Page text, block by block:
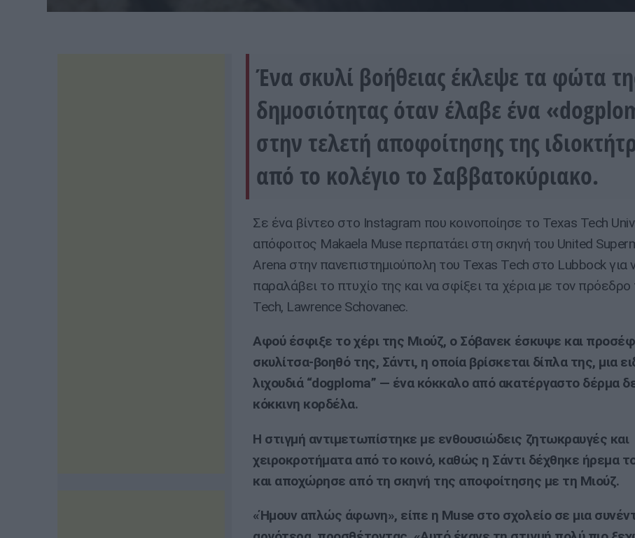
Ένα σκυλί βοήθειας έκλεψε τα φώτα
δημοσιότητας όταν έλαβε ένα
στην τελετή αποφοίτησης της
από το κολέγιο το Σαββατοκύριακο.
Σε ένα βίντεο στο Instagram που κοινοποίησε το Texas Tech
απόφοιτος Makaela Muse περπατάει στη σκηνή του United
Arena στην πανεπιστημιούπολη του Texas Tech στο Lubbock για
παραλάβει το πτυχίο της και να σφίξει τα χέρια με τον
Tech, Lawrence Schovanec.
Αφού έσφιξε το χέρι της Μιούζ, ο Σόβανεκ έσκυψε και
σκυλίτσα-βοηθό της, Σάντι, η οποία βρίσκεται δίπλα της, μια
λιχουδιά “dogploma” — ένα κόκκαλο από ακατέργαστο δέρμα
κόκκινη κορδέλα.
Η στιγμή αντιμετωπίστηκε με ενθουσιώδεις ζητωκραυγές και
χειροκροτήματα από το κοινό, καθώς η Σάντι δέχθηκε ήρεμα
και αποχώρησε από τη σκηνή της αποφοίτησης με τη Μιούζ.
«Ήμουν απλώς άφωνη», είπε η Muse στο σχολείο σε μια